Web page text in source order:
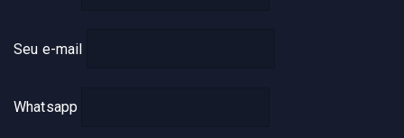
Seu e-mail
Whatsapp